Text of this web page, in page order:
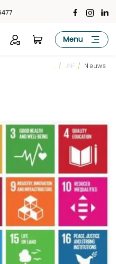
Menu
/ JNF / Nieuws